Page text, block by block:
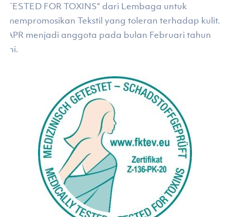
TESTED FOR TOXINS” dari Lembaga untuk
mempromosikan Tekstil yang toleran terhadap kulit.
APR menjadi anggota pada bulan Februari tahun
ini.